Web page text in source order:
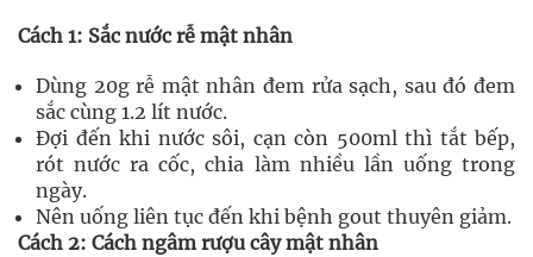
Cách 1: Sắc nước rễ mật nhân
Dùng 20g rễ mật nhân đem rửa sạch, sau đó đem
sắc cùng 1.2 lít nước.
Đợi đến khi nước sôi, cạn còn 500ml thì tắt bếp,
rót nước ra cốc, chia làm nhiều lần uống trong
ngày.
Nên uống liên tục đến khi bệnh gout thuyên giảm.
Cách 2: Cách ngâm rượu cây mật nhân